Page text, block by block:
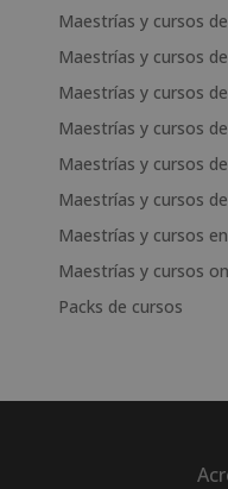
Maestrías y cursos
Maestrías y cursos
Maestrías y cursos
Maestrías y cursos
Maestrías y cursos
Maestrías y cursos
Maestrías y cursos
Maestrías y cursos
Packs de cursos